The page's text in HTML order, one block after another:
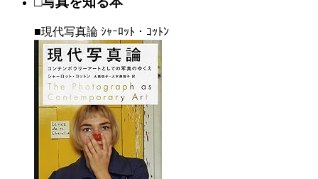
■現代写真論 ｼｬｰﾛｯﾄ・ｺｯﾄﾝ